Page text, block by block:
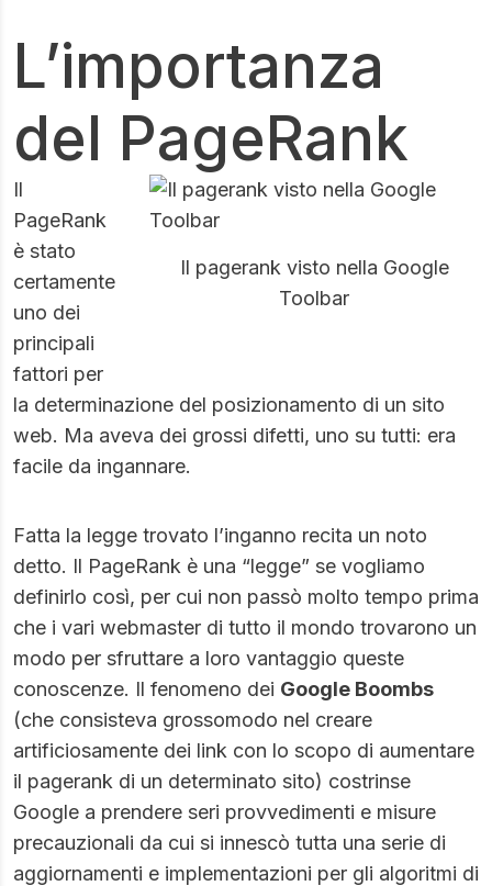
L’importanza
del PageRank
Il pagerank visto nella Google
Toolbar
Il
PageRank
è stato
certamente
uno dei
principali
fattori per
la determinazione del posizionamento di un sito
web. Ma aveva dei grossi difetti, uno su tutti: era
facile da ingannare.
Fatta la legge trovato l’inganno recita un noto
detto. Il PageRank è una “legge” se vogliamo
definirlo così, per cui non passò molto tempo prima
che i vari webmaster di tutto il mondo trovarono un
modo per sfruttare a loro vantaggio queste
conoscenze. Il fenomeno dei Google Boombs
(che consisteva grossomodo nel creare
artificiosamente dei link con lo scopo di aumentare
il pagerank di un determinato sito) costrinse
Google a prendere seri provvedimenti e misure
precauzionali da cui si innescò tutta una serie di
aggiornamenti e implementazioni per gli algoritmi di